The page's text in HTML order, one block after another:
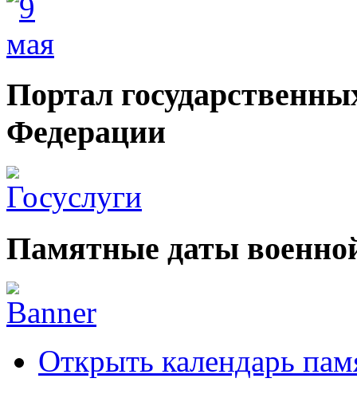
Портал
Федерации
Памятные даты
Открыть календарь